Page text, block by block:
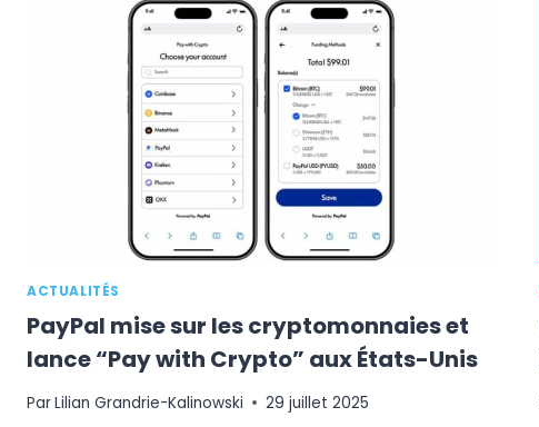
EST-
ON
RÉELLEMENT
EN
2025
?
ACTUALITÉS
PayPal mise sur les cryptomonnaies et
lance “Pay with Crypto” aux États-Unis
ParLilian Grandrie-Kalinowski 29 juillet 2025